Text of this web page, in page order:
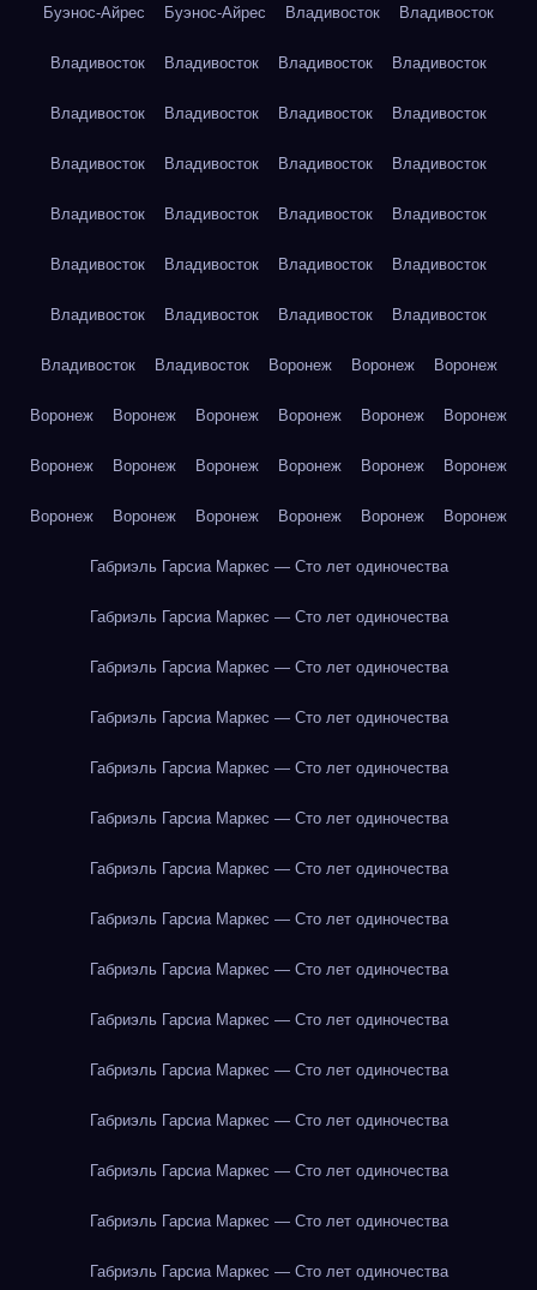
Буэнос-Айрес Буэнос-Айрес Владивосток Владивосток
Владивосток Владивосток Владивосток Владивосток
Владивосток Владивосток Владивосток Владивосток
Владивосток Владивосток Владивосток Владивосток
Владивосток Владивосток Владивосток Владивосток
Владивосток Владивосток Владивосток Владивосток
Владивосток Владивосток Владивосток Владивосток
Владивосток Владивосток Воронеж Воронеж Воронеж
Воронеж Воронеж Воронеж Воронеж Воронеж Воронеж
Воронеж Воронеж Воронеж Воронеж Воронеж Воронеж
Воронеж Воронеж Воронеж Воронеж Воронеж Воронеж
Габриэль Гарсиа Маркес — Сто лет одиночества
Габриэль Гарсиа Маркес — Сто лет одиночества
Габриэль Гарсиа Маркес — Сто лет одиночества
Габриэль Гарсиа Маркес — Сто лет одиночества
Габриэль Гарсиа Маркес — Сто лет одиночества
Габриэль Гарсиа Маркес — Сто лет одиночества
Габриэль Гарсиа Маркес — Сто лет одиночества
Габриэль Гарсиа Маркес — Сто лет одиночества
Габриэль Гарсиа Маркес — Сто лет одиночества
Габриэль Гарсиа Маркес — Сто лет одиночества
Габриэль Гарсиа Маркес — Сто лет одиночества
Габриэль Гарсиа Маркес — Сто лет одиночества
Габриэль Гарсиа Маркес — Сто лет одиночества
Габриэль Гарсиа Маркес — Сто лет одиночества
Габриэль Гарсиа Маркес — Сто лет одиночества